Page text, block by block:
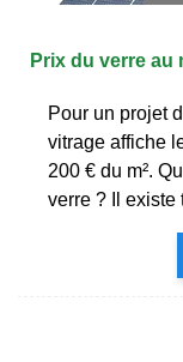
Prix du verre au
Pour un projet
vitrage affiche
200 € du m².
verre ? Il existe